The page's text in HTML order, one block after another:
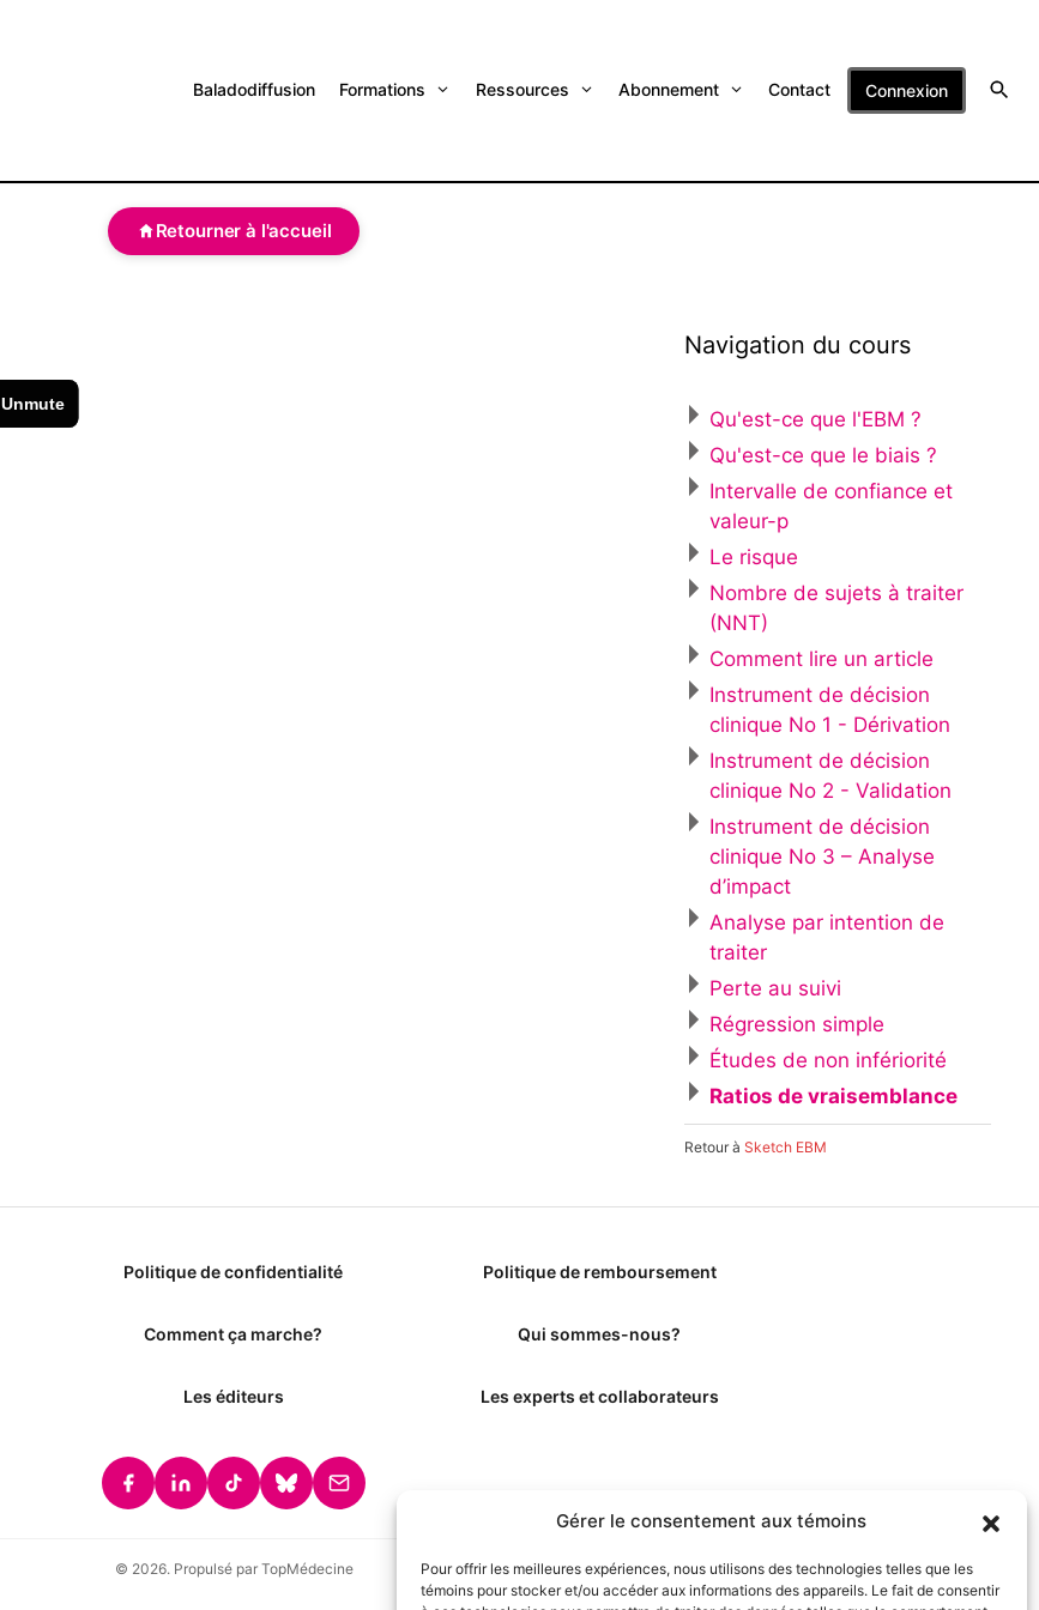
Gérer le consentement aux témoins
Pour offrir les meilleures expériences, nous utilisons des technologies telles que les
témoins pour stocker et/ou accéder aux informations des appareils. Le fait de consentir
Baladodiffusion Formations Ressources Abonnement Contact Connexion
Retourner à l'accueil
Navigation du cours
Qu'est-ce que l'EBM ?
Qu'est-ce que le biais ?
Intervalle de confiance et
valeur-p
Le risque
Nombre de sujets à traiter
(NNT)
Comment lire un article
Instrument de décision
clinique No 1 - Dérivation
Instrument de décision
clinique No 2 - Validation
Instrument de décision
clinique No 3 – Analyse
d’impact
Analyse par intention de
traiter
Perte au suivi
Régression simple
Études de non infériorité
Ratios de vraisemblance
Retour à Sketch EBM
Politique de confidentialité Politique de remboursement
Comment ça marche? Qui sommes-nous?
Les éditeurs Les experts et collaborateurs
© 2026. Propulsé par TopMédecine